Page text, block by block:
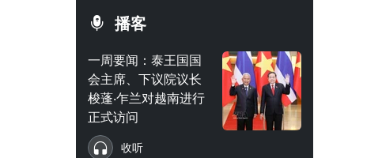
播客
一周要闻：泰王国国
会主席、下议院议长
梭蓬·乍兰对越南进行
正式访问
收听